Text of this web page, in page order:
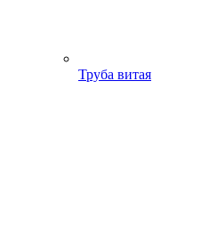
Труба витая